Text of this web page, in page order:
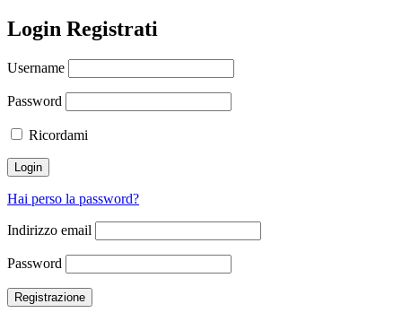
Login Registrati
Username
Password
Ricordami
Login
Hai perso la password?
Indirizzo email
Password
Registrazione